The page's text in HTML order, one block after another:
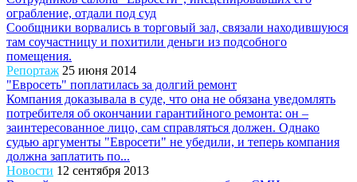
ограбление, отдали под суд
Сообщники ворвались в торговый зал, связали находившуюся
там соучастницу и похитили деньги из подсобного
помещения.
Репортаж 25 июня 2014
"Евросеть" поплатилась за долгий ремонт
Компания доказывала в суде, что она не обязана уведомлять
потребителя об окончании гарантийного ремонта: он –
заинтересованное лицо, сам справляться должен. Однако
судью аргументы "Евросети" не убедили, и теперь компания
должна заплатить по...
Новости 12 сентября 2013